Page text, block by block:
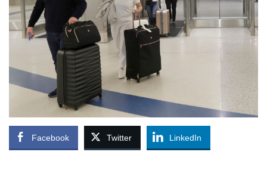
Facebook Twitter LinkedIn